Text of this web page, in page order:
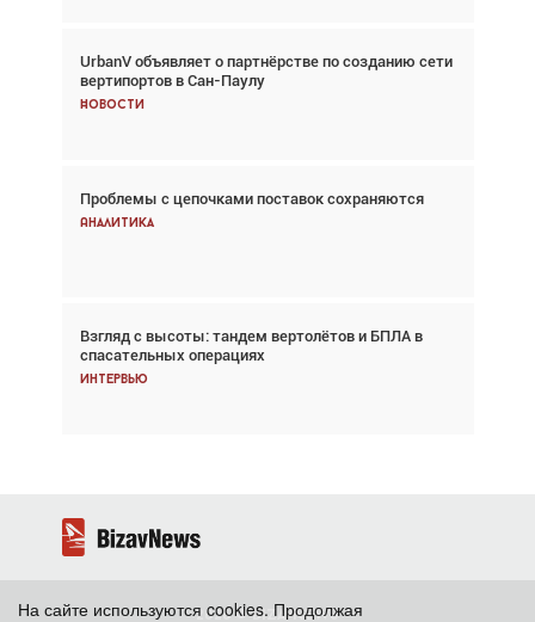
UrbanV объявляет о партнёрстве по созданию сети
вертипортов в Сан-Паулу
Новости
Проблемы с цепочками поставок сохраняются
Аналитика
Взгляд с высоты: тандем вертолётов и БПЛА в
спасательных операциях
Интервью
Авиационный фотограф Дэйв Кох: «Фотография
говорит сама за себя... а ИИ всё портит»
Новости
Впервые с 2024 года глобальный трафик
снижается три недели подряд
Частный самолёт – это актив. Подходите к
покупке соответствующим образом
Интервью
2026 ©BizavNews
На сайте используются cookies. Продолжая